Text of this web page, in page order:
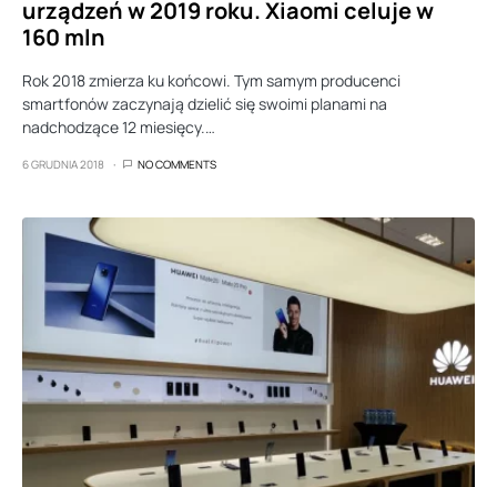
urządzeń w 2019 roku. Xiaomi celuje w
160 mln
Rok 2018 zmierza ku końcowi. Tym samym producenci
smartfonów zaczynają dzielić się swoimi planami na
nadchodzące 12 miesięcy.…
6 GRUDNIA 2018 NO COMMENTS